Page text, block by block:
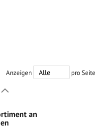
Anzeigen pro Seite
festlegen
an